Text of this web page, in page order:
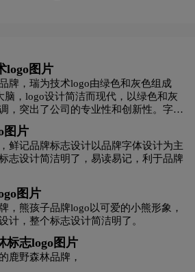
logo设计
橙色logo设计
地产logo设计 电logo设计
logo设计
E字母酒店logo设计
标志logo设计
logo图片
牌，瑞为技术logo由绿色和灰色组成
脑，logo设计简洁而现代，以绿色和灰
，突出了公司的专业性和创新性。字体
易于识别，体现了公司对技术和创新的
图片
鲜记品牌标志设计以品牌字体设计为主
志设计简洁明了，易读易记，利于品牌
图片
，熊孩子品牌logo以可爱的小熊形象，
计，整个标志设计简洁明了。
标志logo图片
鹿野森林品牌，